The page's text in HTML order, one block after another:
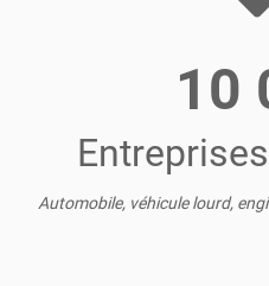
10
Automobile, véhicule lourd,